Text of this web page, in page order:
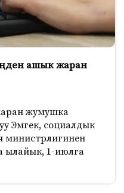
ашык жаран
жумушка
Эмгек, социалдык
министрлигинен
ылайык, 1-июлга